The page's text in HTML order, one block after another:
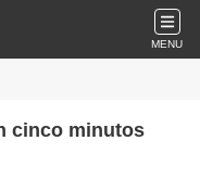
MENU
cinco minutos